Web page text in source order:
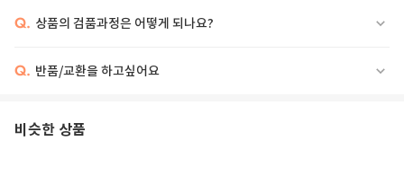
Q. 상품의 검품과정은 어떻게 되나요?
Q. 반품/교환을 하고싶어요
비슷한 상품